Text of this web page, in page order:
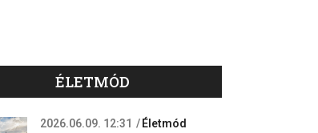
ÉLETMÓD
2026.06.09. 12:31 Életmód